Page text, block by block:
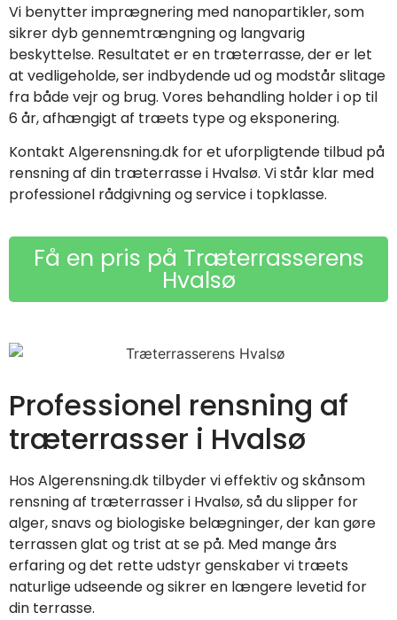
Vi benytter imprægnering med nanopartikler, som
sikrer dyb gennemtrængning og langvarig
beskyttelse. Resultatet er en træterrasse, der er let
at vedligeholde, ser indbydende ud og modstår slitage
fra både vejr og brug. Vores behandling holder i op til
6 år, afhængigt af træets type og eksponering.
Kontakt Algerensning.dk for et uforpligtende tilbud på
rensning af din træterrasse i Hvalsø. Vi står klar med
professionel rådgivning og service i topklasse.
Få en pris på Træterrasserens
Hvalsø
Professionel rensning af
træterrasser i Hvalsø
Hos Algerensning.dk tilbyder vi effektiv og skånsom
rensning af træterrasser i Hvalsø, så du slipper for
alger, snavs og biologiske belægninger, der kan gøre
terrassen glat og trist at se på. Med mange års
erfaring og det rette udstyr genskaber vi træets
naturlige udseende og sikrer en længere levetid for
din terrasse.